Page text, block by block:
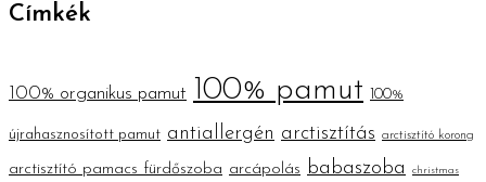
Címkék
100% organikus pamut 100% pamut 100%
újrahasznosított pamut antiallergén arctisztítás arctisztító korong
arctisztító pamacs fürdőszoba arcápolás babaszoba christmas